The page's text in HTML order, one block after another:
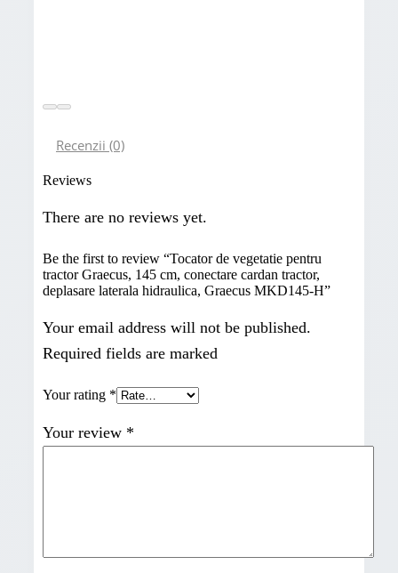
Recenzii (0)
Reviews
There are no reviews yet.
Be the first to review “Tocator de vegetatie pentru
tractor Graecus, 145 cm, conectare cardan tractor,
deplasare laterala hidraulica, Graecus MKD145-H”
Your email address will not be published.
Required fields are marked
Your rating *
Your review *